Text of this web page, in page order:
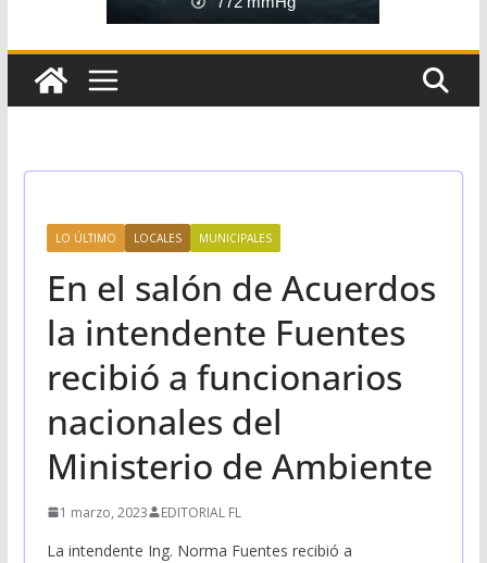
LO ÚLTIMO LOCALES MUNICIPALES
En el salón de Acuerdos
la intendente Fuentes
recibió a funcionarios
nacionales del
Ministerio de Ambiente
1 marzo, 2023 EDITORIAL FL
La intendente Ing. Norma Fuentes recibió a